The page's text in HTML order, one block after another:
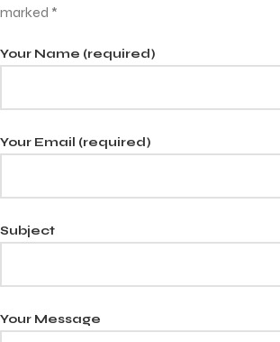
marked *
Your Name (required)
Your Email (required)
Subject
Your Message